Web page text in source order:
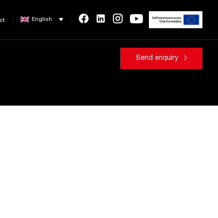
English
Send enquiry